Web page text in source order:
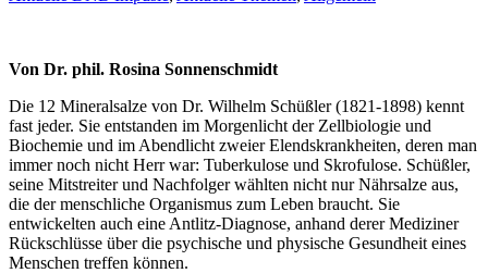
Von Dr. phil. Rosina Sonnenschmidt
Die 12 Mineralsalze von Dr. Wilhelm Schüßler (1821-1898) kennt
fast jeder. Sie entstanden im Morgenlicht der Zellbiologie und
Biochemie und im Abendlicht zweier Elendskrankheiten, deren man
immer noch nicht Herr war: Tuberkulose und Skrofulose. Schüßler,
seine Mitstreiter und Nachfolger wählten nicht nur Nährsalze aus,
die der menschliche Organismus zum Leben braucht. Sie
entwickelten auch eine Antlitz-Diagnose, anhand derer Mediziner
Rückschlüsse über die psychische und physische Gesundheit eines
Menschen treffen können.